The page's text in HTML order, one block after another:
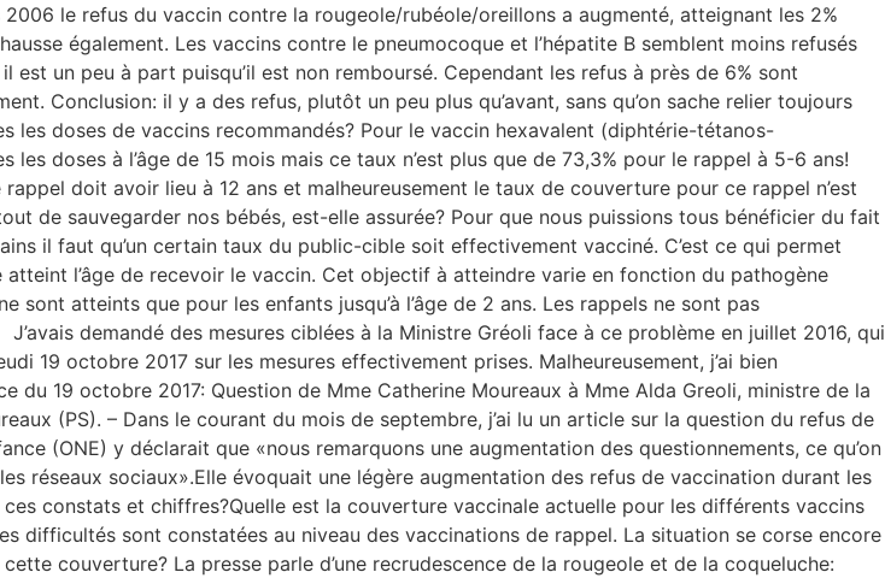
le refus du vaccin contre la rougeole/rubéole/oreillons a augmenté, atteignant les 2%
également. Les vaccins contre le pneumocoque et l’hépatite B semblent moins refusés
est un peu à part puisqu’il est non remboursé. Cependant les refus à près de 6% sont
Conclusion: il y a des refus, plutôt un peu plus qu’avant, sans qu’on sache relier toujours
doses de vaccins recommandés? Pour le vaccin hexavalent (diphtérie-tétanos-
doses à l’âge de 15 mois mais ce taux n’est plus que de 73,3% pour le rappel à 5-6 ans!
doit avoir lieu à 12 ans et malheureusement le taux de couverture pour ce rappel n’est
de sauvegarder nos bébés, est-elle assurée? Pour que nous puissions tous bénéficier du fait
il faut qu’un certain taux du public-cible soit effectivement vacciné. C’est ce qui permet
l’âge de recevoir le vaccin. Cet objectif à atteindre varie en fonction du pathogène
atteints que pour les enfants jusqu’à l’âge de 2 ans. Les rappels ne sont pas
demandé des mesures ciblées à la Ministre Gréoli face à ce problème en juillet 2016, qui
19 octobre 2017 sur les mesures effectivement prises. Malheureusement, j’ai bien
du 19 octobre 2017: Question de Mme Catherine Moureaux à Mme Alda Greoli, ministre de la
(PS). – Dans le courant du mois de septembre, j’ai lu un article sur la question du refus de
(ONE) y déclarait que «nous remarquons une augmentation des questionnements, ce qu’on
réseaux sociaux».Elle évoquait une légère augmentation des refus de vaccination durant les
constats et chiffres?Quelle est la couverture vaccinale actuelle pour les différents vaccins
difficultés sont constatées au niveau des vaccinations de rappel. La situation se corse encore
couverture? La presse parle d’une recrudescence de la rougeole et de la coqueluche: